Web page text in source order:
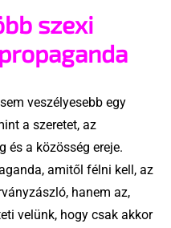
szexi
veszélyesebb egy
a szeretet, az
és a közösség ereje.
amitől félni kell, az
hanem az,
velünk, hogy csak akkor